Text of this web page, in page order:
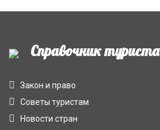
Справочник туриста
Закон и право
Советы туристам
Новости стран